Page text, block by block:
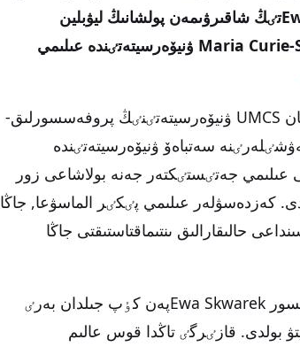
باعدارلاماسى اياسىندا پروفەسسور Ewa Skwarekتٸڭ شاقىرۋىمەن پولشانىڭ ليۋبلين
قالاسىنداعى Maria Curie-Skłodowska University (UMCS) ۋنيۆەرسيتەتٸندە عىلىمي
عىلىمي ساپار بارىسىندا پروفەسسور ازات سەيتحان UMCS ۋنيۆەرسيتەتٸنٸڭ پروفەسسورلىق-
سەتباەۆ ۋنيۆەرسيتەتٸندە
عىلىمي جەتٸستٸكتەر جەنە بولاشاعى زور
كەزدەسۋلەر عىلىمي پٸكٸر الماسۋعا, جاڭا
حالىقارالىق ىنتىماقتاستىقتى جاڭا
ساپاردىڭ ماڭىزدى نەتيجەلەرٸنٸڭ بٸرٸ پروفەسسور Ewa Skwarekپەن كٶپ جىلدان بەرٸ
بولدى. قازٸرگٸ تاڭدا قوس عالىم